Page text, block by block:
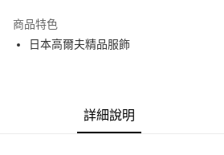
全家取貨付款
商品特色
日本高爾夫精品服飾
詳細說明